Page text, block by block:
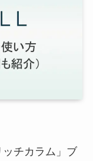
チカラム」ブ